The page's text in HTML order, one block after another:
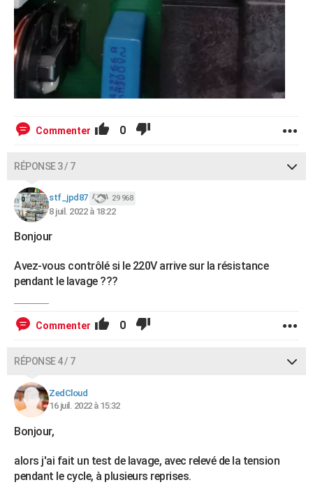
Commenter 0
RÉPONSE 3 / 7
stf_jpd87 29 968
8 juil. 2022 à 18:22
Bonjour
Avez-vous contrôlé si le 220V arrive sur la résistance
pendant le lavage ???
Commenter 0
RÉPONSE 4 / 7
ZedCloud
16 juil. 2022 à 15:32
Bonjour,
alors j'ai fait un test de lavage, avec relevé de la tension
pendant le cycle, à plusieurs reprises.